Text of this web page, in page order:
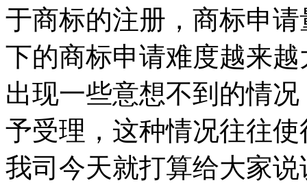
于商标的注册，商标申
下的商标申请难度越来
出现一些意想不到的情
予受理，这种情况往往
我司今天就打算给大家